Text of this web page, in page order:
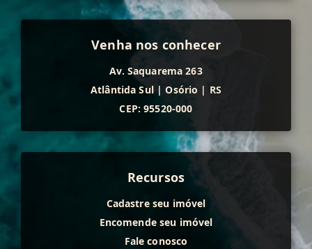
Venha nos conhecer
Av. Saquarema 263
Atlântida Sul | Osório | RS
CEP: 95520-000
Recursos
Cadastre seu imóvel
Encomende seu imóvel
Fale conosco